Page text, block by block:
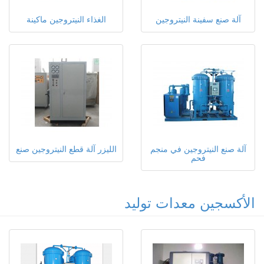
الغذاء النيتروجين ماكينة آلة صنع سفينة النيتروجين
الليزر آلة قطع النيتروجين صنع آلة صنع النيتروجين في منجم
فحم
الأكسجين معدات توليد